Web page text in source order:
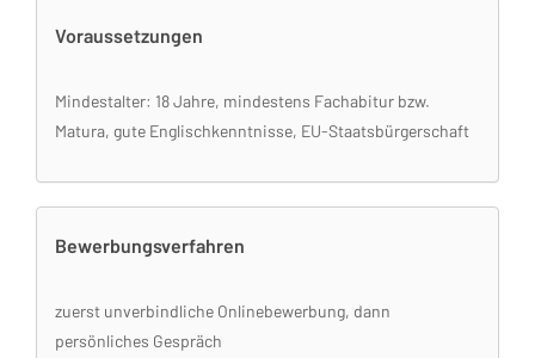
Voraussetzungen
Mindestalter: 18 Jahre, mindestens Fachabitur bzw.
Matura, gute Englischkenntnisse, EU-Staatsbürgerschaft
Bewerbungsverfahren
zuerst unverbindliche Onlinebewerbung, dann
persönliches Gespräch